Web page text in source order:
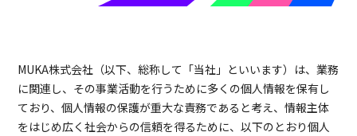
MUKA株式会社（以下、総称して「当社」といいます）は、業務
に関連し、その事業活動を行うために多くの個人情報を保有し
ており、個人情報の保護が重大な責務であると考え、情報主体
をはじめ広く社会からの信頼を得るために、以下のとおり個人